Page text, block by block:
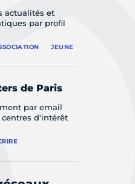
actualités et
par profil
JEUNE
de Paris
par email
d'intérêt